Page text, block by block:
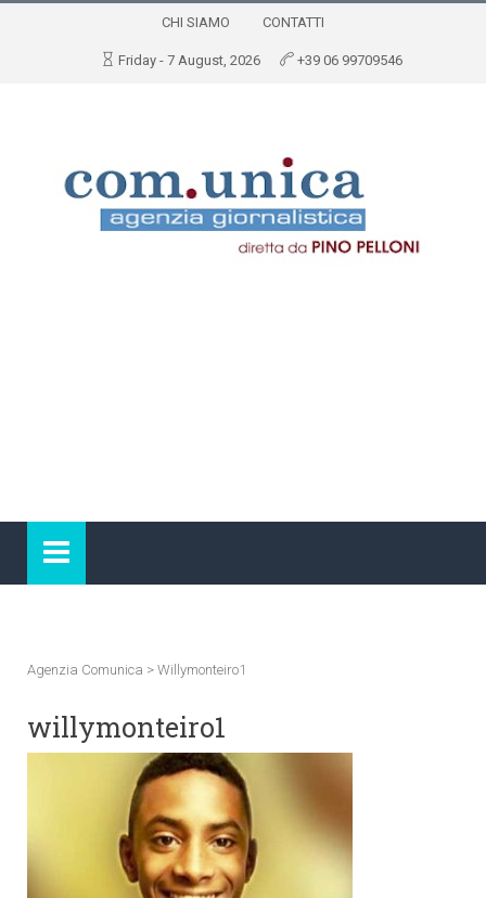
CHI SIAMO CONTATTI
Friday - 7 August, 2026 +39 06 99709546
Agenzia Comunica > Willymonteiro1
willymonteiro1